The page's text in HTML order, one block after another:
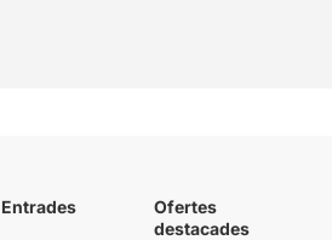
Entrades
Ofertes
destacades